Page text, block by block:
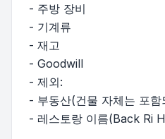
- 주방 장비
- 기계류
- 재고
- Goodwill
- 제외:
- 부동산(건물 자체는 포함
- 레스토랑 이름(Back Ri